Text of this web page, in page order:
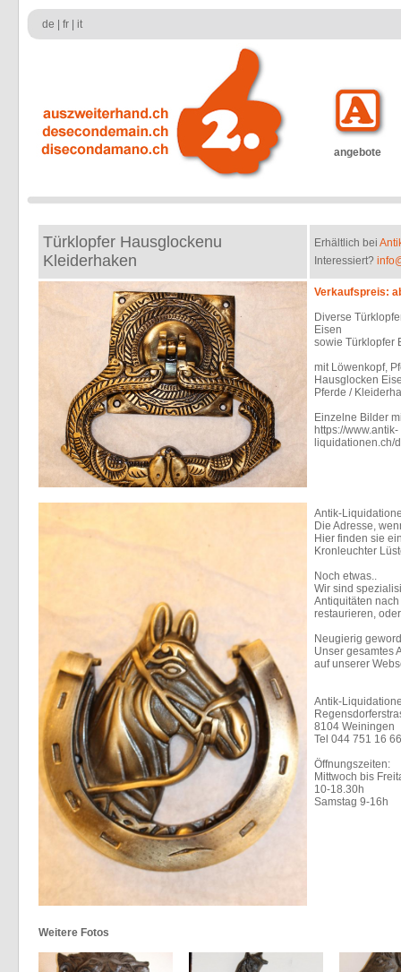
de fr it
angebote
Türklopfer Hausglockenu
Kleiderhaken
Erhältlich bei
Interessiert?
Verkaufspreis:
Diverse
Eisen
sowie Türklopfer
mit Löwenkopf,
Hausglocken
Pferde /
Einzelne Bilder
https://www.antik-
liquidationen.ch/
Antik-
Die Adresse,
Hier finden sie
Kronleuchter
Noch etwas..
Wir sind
Antiquitäten
restaurieren,
Neugierig
Unser gesamtes
auf unserer
Antik-
8104 Weiningen
Tel 044 751 16 66
Öffnungszeiten:
Mittwoch bis
10-18.30h
Samstag 9-16h
Weitere Fotos